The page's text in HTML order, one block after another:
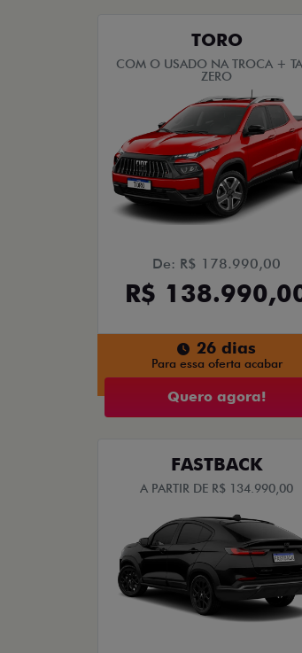
TORO
COM O USADO NA TROCA +
ZERO
De: R$ 178.990,00
R$
26 dias
Para essa oferta acabar
Quero agora!
FASTBACK
A PARTIR DE R$ 134.990,00